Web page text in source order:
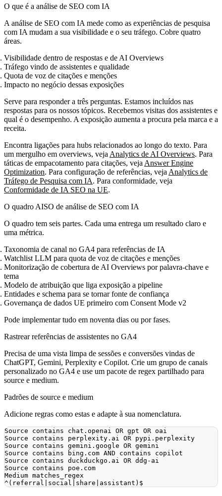
O que é a análise de SEO com IA
A análise de SEO com IA mede como as experiências de pesquisa
com IA mudam a sua visibilidade e o seu tráfego. Cobre quatro
áreas.
Visibilidade dentro de respostas e de AI Overviews
Tráfego vindo de assistentes e qualidade
Quota de voz de citações e menções
Impacto no negócio dessas exposições
Serve para responder a três perguntas. Estamos incluídos nas
respostas para os nossos tópicos. Recebemos visitas dos assistentes e
qual é o desempenho. A exposição aumenta a procura pela marca e a
receita.
Encontra ligações para hubs relacionados ao longo do texto. Para
um mergulho em overviews, veja Analytics de AI Overviews. Para
táticas de empacotamento para citações, veja Answer Engine
Optimization. Para configuração de referências, veja Analytics de
Tráfego de Pesquisa com IA. Para conformidade, veja
Conformidade de IA SEO na UE.
O quadro AISO de análise de SEO com IA
O quadro tem seis partes. Cada uma entrega um resultado claro e
uma métrica.
Taxonomia de canal no GA4 para referências de IA
Watchlist LLM para quota de voz de citações e menções
Monitorização de cobertura de AI Overviews por palavra‑chave e
tema
Modelo de atribuição que liga exposição a pipeline
Entidades e schema para se tornar fonte de confiança
Governança de dados UE primeiro com Consent Mode v2
Pode implementar tudo em noventa dias ou por fases.
Rastrear referências de assistentes no GA4
Precisa de uma vista limpa de sessões e conversões vindas de
ChatGPT, Gemini, Perplexity e Copilot. Crie um grupo de canais
personalizado no GA4 e use um pacote de regex partilhado para
source e medium.
Padrões de source e medium
Adicione regras como estas e adapte à sua nomenclatura.
Medium matches_regex